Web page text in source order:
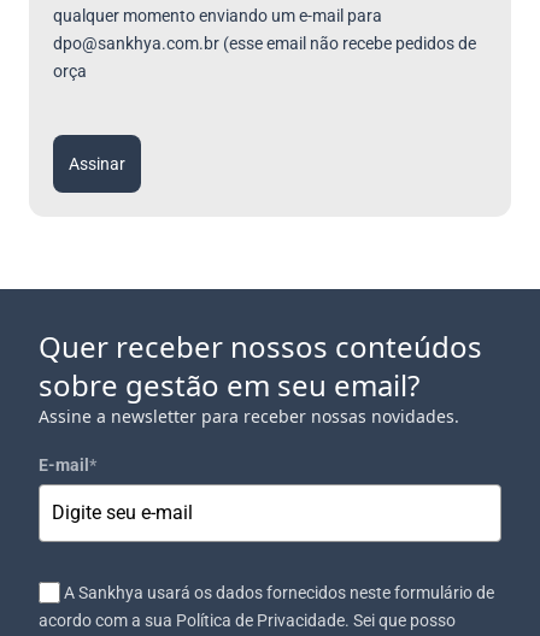
qualquer momento enviando um e-mail para
dpo@sankhya.com.br (esse email não recebe pedidos de
orça
Assinar
Quer receber nossos conteúdos
sobre gestão em seu email?
Assine a newsletter para receber nossas novidades.
E-mail *
A Sankhya usará os dados fornecidos neste formulário de
acordo com a sua Política de Privacidade. Sei que posso